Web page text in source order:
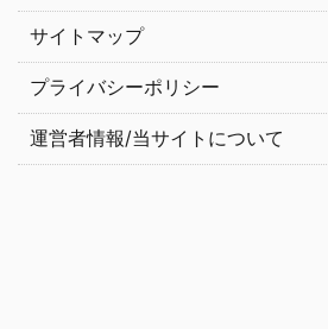
サイトマップ
プライバシーポリシー
運営者情報/当サイトについて